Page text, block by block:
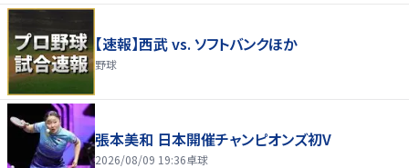
【速報】西武 vs. ソフトバンクほか
野球
張本美和 日本開催チャンピオンズ初V
2026/08/09 19:36卓球